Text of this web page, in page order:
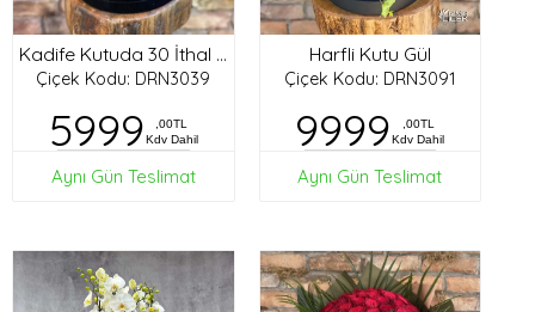
Kadife Kutuda 30 İthal Gül
Çiçek Kodu: DRN3039
5999
,00TL
Kdv Dahil
Aynı Gün Teslimat
Harfli Kutu Gül
Çiçek Kodu: DRN3091
9999
,00TL
Kdv Dahil
Aynı Gün Teslimat